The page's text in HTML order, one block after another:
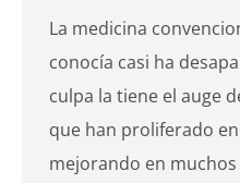
La medicina
conocía casi ha
culpa la tiene el auge
que han proliferado
mejorando en